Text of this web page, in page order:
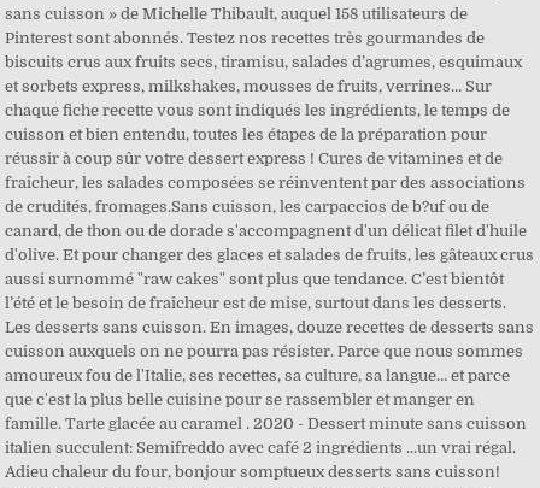
sans cuisson » de Michelle Thibault, auquel 158 utilisateurs de
Pinterest sont abonnés. Testez nos recettes très gourmandes de
biscuits crus aux fruits secs, tiramisu, salades d’agrumes, esquimaux
et sorbets express, milkshakes, mousses de fruits, verrines… Sur
chaque fiche recette vous sont indiqués les ingrédients, le temps de
cuisson et bien entendu, toutes les étapes de la préparation pour
réussir à coup sûr votre dessert express ! Cures de vitamines et de
fraîcheur, les salades composées se réinventent par des associations
de crudités, fromages.Sans cuisson, les carpaccios de b?uf ou de
canard, de thon ou de dorade s'accompagnent d'un délicat filet d'huile
d'olive. Et pour changer des glaces et salades de fruits, les gâteaux crus
aussi surnommé "raw cakes" sont plus que tendance. C’est bientôt
l’été et le besoin de fraîcheur est de mise, surtout dans les desserts.
Les desserts sans cuisson. En images, douze recettes de desserts sans
cuisson auxquels on ne pourra pas résister. Parce que nous sommes
amoureux fou de l'Italie, ses recettes, sa culture, sa langue… et parce
que c'est la plus belle cuisine pour se rassembler et manger en
famille. Tarte glacée au caramel . 2020 - Dessert minute sans cuisson
italien succulent: Semifreddo avec café 2 ingrédients ...un vrai régal.
Adieu chaleur du four, bonjour somptueux desserts sans cuisson!